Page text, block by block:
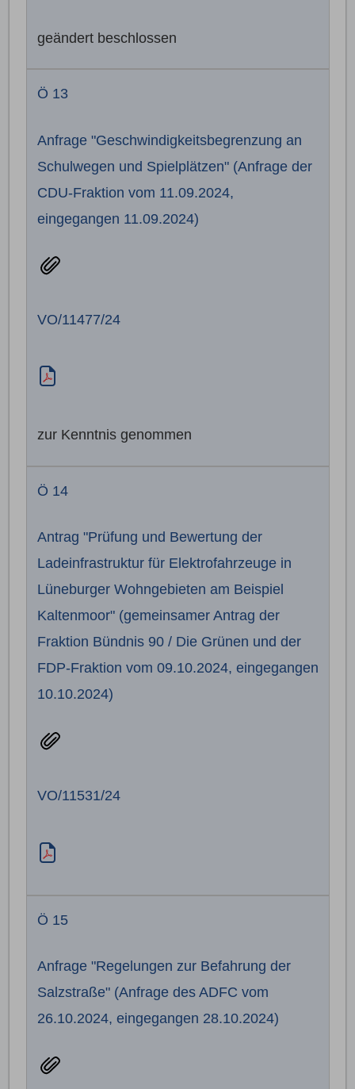
geändert beschlossen
Ö 13
Anfrage "Geschwindigkeitsbegrenzung an
Schulwegen und Spielplätzen" (Anfrage der
CDU-Fraktion vom 11.09.2024,
eingegangen 11.09.2024)
VO/11477/24
zur Kenntnis genommen
Ö 14
Antrag "Prüfung und Bewertung der
Ladeinfrastruktur für Elektrofahrzeuge in
Lüneburger Wohngebieten am Beispiel
Kaltenmoor" (gemeinsamer Antrag der
Fraktion Bündnis 90 / Die Grünen und der
FDP-Fraktion vom 09.10.2024, eingegangen
10.10.2024)
VO/11531/24
Ö 15
Anfrage "Regelungen zur Befahrung der
Salzstraße" (Anfrage des ADFC vom
26.10.2024, eingegangen 28.10.2024)